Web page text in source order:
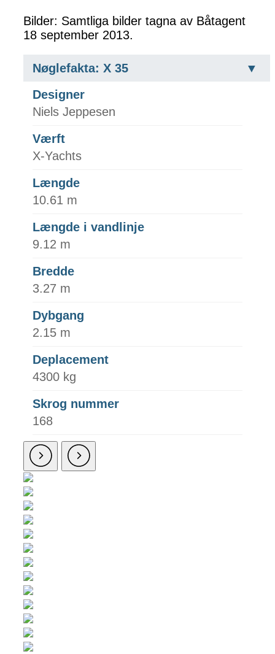
Bilder: Samtliga bilder tagna av Båtagent
18 september 2013.
Nøglefakta: X 35
Designer
Niels Jeppesen
Værft
X-Yachts
Længde
10.61 m
Længde i vandlinje
9.12 m
Bredde
3.27 m
Dybgang
2.15 m
Deplacement
4300 kg
Skrog nummer
168